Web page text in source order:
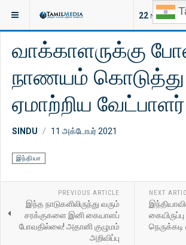
22 NEW
இருக்குமிடம்: செய்திகள்
வாக்காளருக்கு
நாணயம் கொடுத்து
ஏமாற்றிய
SINDU 11 அக்டோபர் 2021
இந்தியா
PREVIOUS ARTICLE
இந்த நாடுகளிலிருந்து வரும்
சரக்குகளை இனி கையாளப்
போவதில்லை! அதானி குழுமம்
அறிவிப்பு
NEXT